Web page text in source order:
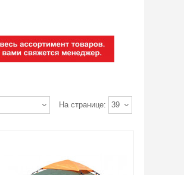
На странице: 39